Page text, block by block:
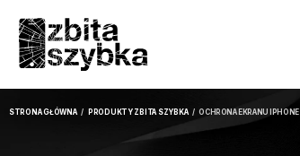
STRONA GŁÓWNA/ PRODUKTY ZBITA SZYBKA/ OCHRONA EKRANU IPHONE